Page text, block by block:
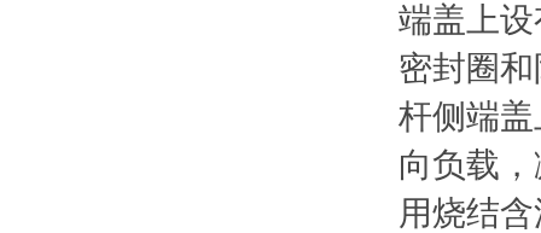
端盖上
密封圈
杆侧端
向负载
用烧结